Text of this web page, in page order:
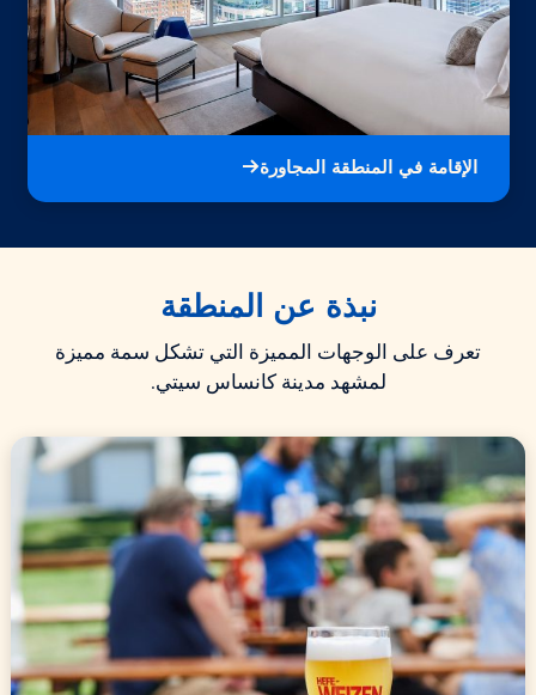
الإقامة في المنطقة المجاورة
نبذة عن المنطقة
تعرف على الوجهات المميزة التي تشكل سمة مميزة
لمشهد مدينة كانساس سيتي.